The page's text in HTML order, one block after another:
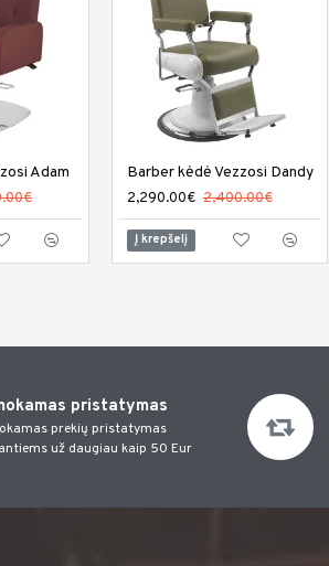
Kirpyklos plautuvė DIR Arcadian Kirpyklos plautuvė DIR Arizona
1,222.00€ 1,420.00€
Į krepšelį
Adam Barber kėdė Vezzosi Dandy
2,290.00€ 2,400.00€
Į krepšelį
pristatymas
prekių pristatymas
už daugiau kaip 50 Eur